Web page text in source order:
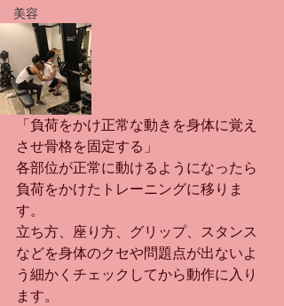
美容
「負荷をかけ正常な動きを身体に覚え
させ骨格を固定する」
各部位が正常に動けるようになったら
負荷をかけたトレーニングに移りま
す。
立ち方、座り方、グリップ、スタンス
などを身体のクセや問題点が出ないよ
う細かくチェックしてから動作に入り
ます。